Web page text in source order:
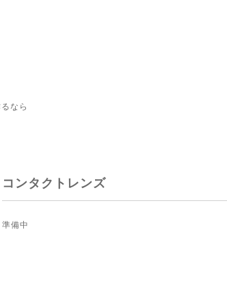
なら
コンタクトレンズ
準備中